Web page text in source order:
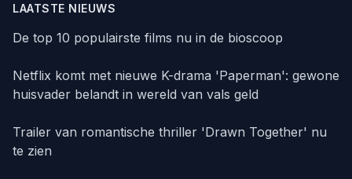
LAATSTE NIEUWS
De top 10 populairste films nu in de bioscoop
Netflix komt met nieuwe K-drama 'Paperman': gewone
huisvader belandt in wereld van vals geld
Trailer van romantische thriller 'Drawn Together' nu
te zien